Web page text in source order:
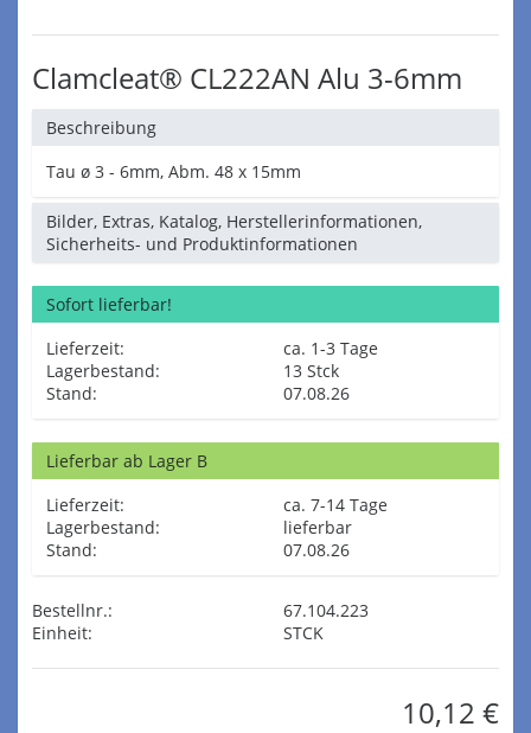
Clamcleat® CL222AN Alu 3-6mm
Beschreibung
Tau ø 3 - 6mm, Abm. 48 x 15mm
Bilder, Extras, Katalog, Herstellerinformationen,
Sicherheits- und Produktinformationen
Sofort lieferbar!
Lieferzeit:
ca. 1-3 Tage
Lagerbestand:
13 Stck
Stand:
07.08.26
Lieferbar ab Lager B
Lieferzeit:
ca. 7-14 Tage
Lagerbestand:
lieferbar
Stand:
07.08.26
Bestellnr.:
67.104.223
Einheit:
STCK
10,12 €